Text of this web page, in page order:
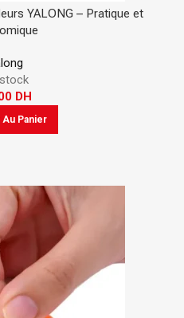
YALONG – Pratique et
DH
Panier